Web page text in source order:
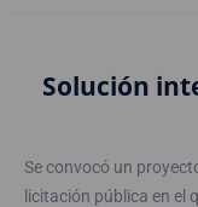
Solución
Se convocó un
licitación pública en el